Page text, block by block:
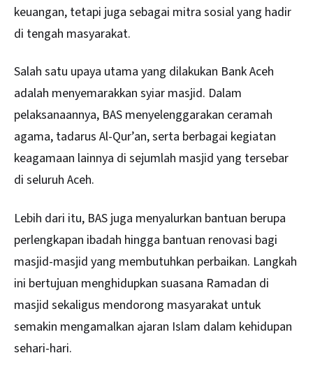
keuangan, tetapi juga sebagai mitra sosial yang hadir
di tengah masyarakat.
Salah satu upaya utama yang dilakukan Bank Aceh
adalah menyemarakkan syiar masjid. Dalam
pelaksanaannya, BAS menyelenggarakan ceramah
agama, tadarus Al-Qur’an, serta berbagai kegiatan
keagamaan lainnya di sejumlah masjid yang tersebar
di seluruh Aceh.
Lebih dari itu, BAS juga menyalurkan bantuan berupa
perlengkapan ibadah hingga bantuan renovasi bagi
masjid-masjid yang membutuhkan perbaikan. Langkah
ini bertujuan menghidupkan suasana Ramadan di
masjid sekaligus mendorong masyarakat untuk
semakin mengamalkan ajaran Islam dalam kehidupan
sehari-hari.